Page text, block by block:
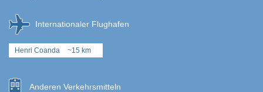
Internationaler Flughafen
Henri Coanda ~15 km
Anderen Verkehrsmitteln